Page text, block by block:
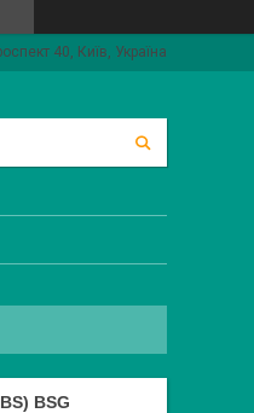
40, Київ, Україна
BSG